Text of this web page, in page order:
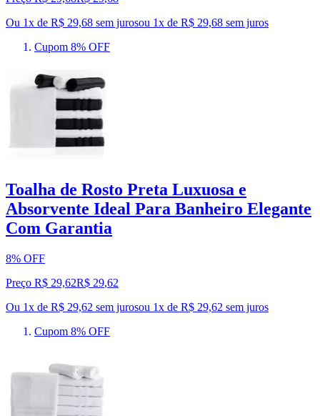
Ou 1x de R$ 29,68 sem jurosou 1x de R$ 29,68 sem juros
Cupom 8% OFF
Toalha de Rosto Preta Luxuosa e
Absorvente Ideal Para Banheiro Elegante
Com Garantia
8% OFF
Preço R$ 29,62R$ 29,62
Ou 1x de R$ 29,62 sem jurosou 1x de R$ 29,62 sem juros
Cupom 8% OFF